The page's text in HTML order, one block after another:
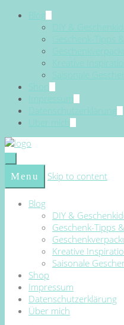
Blog
DIY &
Geschenk-Tipps
Kreative
Saisonale
Shop
Impressum
Datenschutzerklärung
Über mich
Menu Skip to content
Blog
DIY &
Geschenk-Tipps
Kreative
Saisonale
Shop
Impressum
Datenschutzerklärung
Über mich